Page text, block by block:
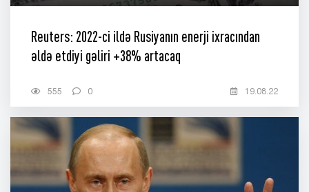
Reuters: 2022-ci ildə Rusiyanın enerji ixracından
əldə etdiyi gəliri +38% artacaq
555 0 19.08.22